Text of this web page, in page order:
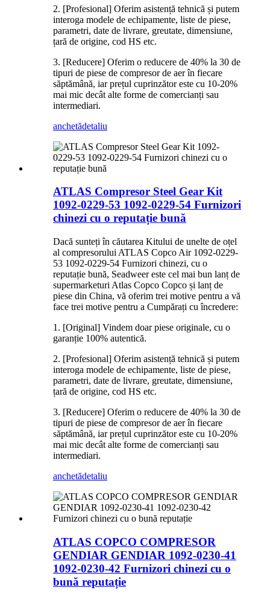
2. [Profesional] Oferim asistență tehnică și putem
interoga modele de echipamente, liste de piese,
parametri, date de livrare, greutate, dimensiune,
țară de origine, cod HS etc.
3. [Reducere] Oferim o reducere de 40% la 30 de
tipuri de piese de compresor de aer în fiecare
săptămână, iar prețul cuprinzător este cu 10-20%
mai mic decât alte forme de comercianți sau
intermediari.
anchetădetaliu
ATLAS Compresor Steel Gear Kit
1092-0229-53 1092-0229-54 Furnizori
chinezi cu o reputație bună
Dacă sunteți în căutarea Kitului de unelte de oțel
al compresorului ATLAS Copco Air 1092-0229-
53 1092-0229-54 Furnizori chinezi, cu o
reputație bună, Seadweer este cel mai bun lanț de
supermarketuri Atlas Copco Copco și lanț de
piese din China, vă oferim trei motive pentru a vă
face trei motive pentru a Cumpărați cu încredere:
1. [Original] Vindem doar piese originale, cu o
garanție 100% autentică.
2. [Profesional] Oferim asistență tehnică și putem
interoga modele de echipamente, liste de piese,
parametri, date de livrare, greutate, dimensiune,
țară de origine, cod HS etc.
3. [Reducere] Oferim o reducere de 40% la 30 de
tipuri de piese de compresor de aer în fiecare
săptămână, iar prețul cuprinzător este cu 10-20%
mai mic decât alte forme de comercianți sau
intermediari.
anchetădetaliu
ATLAS COPCO COMPRESOR
GENDIAR GENDIAR 1092-0230-41
1092-0230-42 Furnizori chinezi cu o
bună reputație